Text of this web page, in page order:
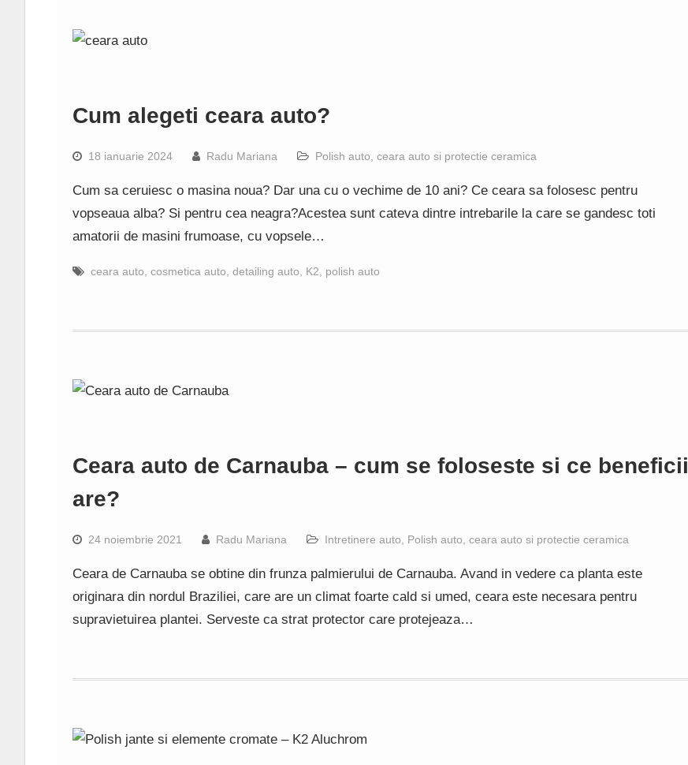
Cum alegeti ceara auto?
18 ianuarie 2024 Radu Mariana Polish auto, ceara auto si protectie ceramica
Cum sa ceruiesc o masina noua? Dar una cu o vechime de 10 ani? Ce ceara sa folosesc pentru
vopseaua alba? Si pentru cea neagra?Acestea sunt cateva dintre intrebarile la care se gandesc toti
amatorii de masini frumoase, cu vopsele…
ceara auto cosmetica auto detailing auto K2 polish auto
Ceara auto de Carnauba – cum se foloseste si ce beneficii
are?
24 noiembrie 2021 Radu Mariana Intretinere auto Polish auto, ceara auto si protectie ceramica
Ceara de Carnauba se obtine din frunza palmierului de Carnauba. Avand in vedere ca planta este
originara din nordul Braziliei, care are un climat foarte cald si umed, ceara este necesara pentru
supravietuirea plantei. Serveste ca strat protector care protejeaza…